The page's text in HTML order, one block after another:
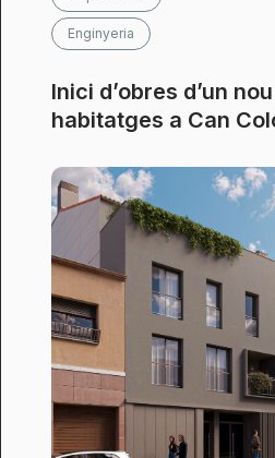
Enginyeria
Inici d’obres d’un
habitatges a Can